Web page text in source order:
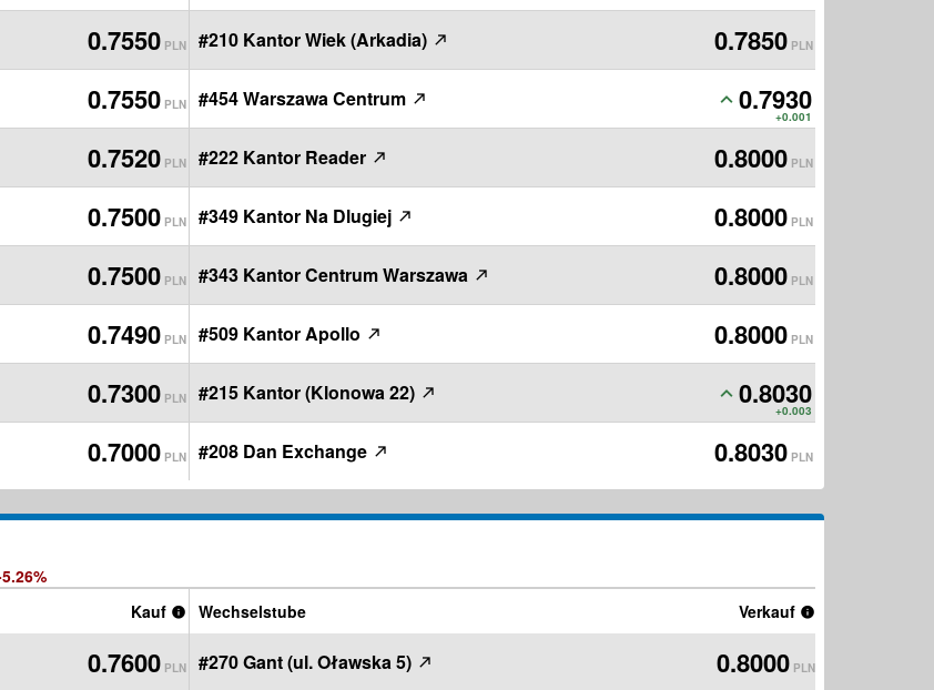
0.7550 PLN
0.7550 PLN
0.7520 PLN
0.7500 PLN
0.7500 PLN
0.7490 PLN
0.7300 PLN
0.7000 PLN
#210 Kantor Wiek (Arkadia) 0.7850 PLN
#454 Warszawa Centrum 0.7930
+0.001
#222 Kantor Reader 0.8000 PLN
#349 Kantor Na Dlugiej 0.8000 PLN
#343 Kantor Centrum Warszawa 0.8000 PLN
#509 Kantor Apollo 0.8000 PLN
#215 Kantor (Klonowa 22) 0.8030
+0.003
#208 Dan Exchange 0.8030 PLN
Kauf
0.7600 PLN
Wechselstube Verkauf
#270 Gant (ul. Oławska 5) 0.8000 PLN